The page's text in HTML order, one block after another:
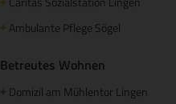
+ Ambulante Pflege Sögel
Betreutes Wohnen
Domizil am Mühlentor Lingen